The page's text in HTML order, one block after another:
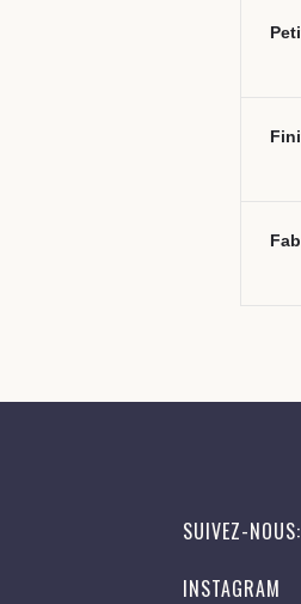
SUIVEZ-NOUS:
INSTAGRAM